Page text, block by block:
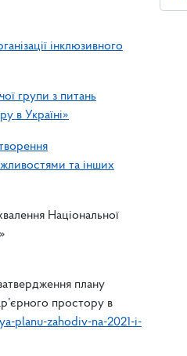
інклюзивного
групи з питань
в Україні»
та інших
Національної
плану
простору в
planu-zahodiv-na-2021-i-